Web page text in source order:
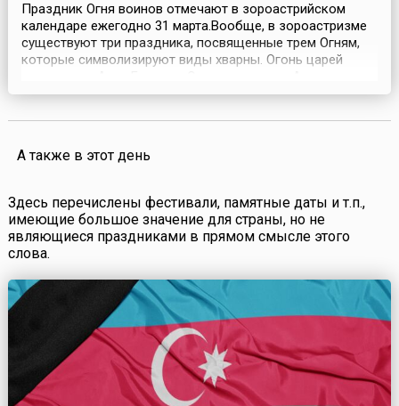
Праздник Огня воинов отмечают в зороастрийском
календаре ежегодно 31 марта.Вообще, в зороастризме
существуют три праздника, посвященные трем Огням,
которые символизируют виды хварны. Огонь царей
Фарнбак, Огонь воинской хварны — Атар Барзенмихр.
А также в этот день
Здесь перечислены фестивали, памятные даты и т.п.,
имеющие большое значение для страны, но не
являющиеся праздниками в прямом смысле этого
слова.